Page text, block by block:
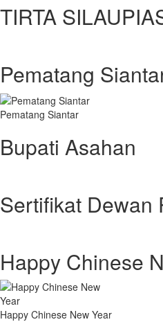
TIRTA
Pematang
Pematang Siantar
Bupati Asahan
Sertifikat Dewan
Happy Chinese
Happy Chinese New Year